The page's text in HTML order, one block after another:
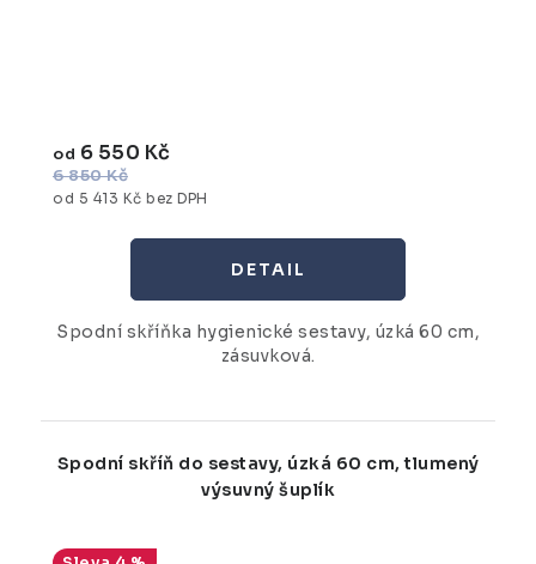
od 5 413 Kč bez DPH
od 6 550 Kč
6 850 Kč
Spodní skříňka hygienické sestavy, úzká 60 cm,
zásuvková.
Spodní skříň do sestavy, úzká 60 cm, tlumený
výsuvný šuplík